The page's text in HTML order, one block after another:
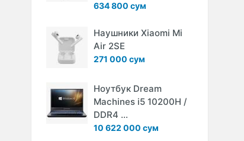
634 800 сум
Наушники Xiaomi Mi
Air 2SE
271 000 сум
Ноутбук Dream
Machines i5 10200H /
DDR4 ...
10 622 000 сум